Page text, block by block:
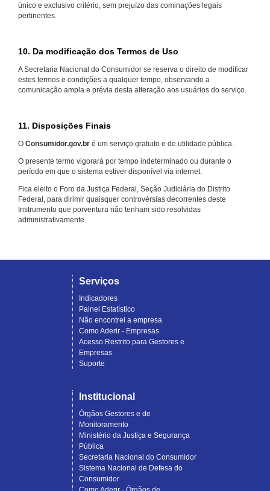
único e exclusivo critério, sem prejuízo das cominações legais
pertinentes.
10. Da modificação dos Termos de Uso
A Secretaria Nacional do Consumidor se reserva o direito de modificar
estes termos e condições a qualquer tempo, observando a
comunicação ampla e prévia desta alteração aos usuários do serviço.
11. Disposições Finais
O Consumidor.gov.br é um serviço gratuito e de utilidade pública.
O presente termo vigorará por tempo indeterminado ou durante o
período em que o sistema estiver disponível via internet.
Fica eleito o Foro da Justiça Federal, Seção Judiciária do Distrito
Federal, para dirimir quaisquer controvérsias decorrentes deste
Instrumento que porventura não tenham sido resolvidas
administrativamente.
Serviços
Indicadores
Painel Estatístico
Não encontrei a empresa
Como Aderir - Empresas
Acesso Restrito para Gestores e
Empresas
Suporte
Institucional
Órgãos Gestores e de
Monitoramento
Ministério da Justiça e Segurança
Pública
Secretaria Nacional do Consumidor
Sistema Nacional de Defesa do
Consumidor